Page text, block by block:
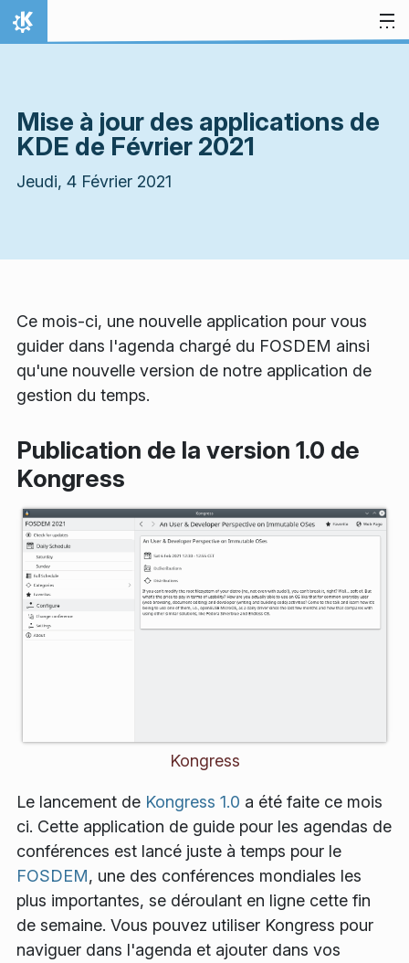
Aller directement au contenu
Accueil
Mise à jour des applications de
KDE de Février 2021
Jeudi, 4 Février 2021
Ce mois-ci, une nouvelle application pour vous
guider dans l'agenda chargé du FOSDEM ainsi
qu'une nouvelle version de notre application de
gestion du temps.
Publication de la version 1.0 de
Kongress
Kongress
Le lancement de Kongress 1.0 a été faite ce mois
ci. Cette application de guide pour les agendas de
conférences est lancé juste à temps pour le
FOSDEM, une des conférences mondiales les
plus importantes, se déroulant en ligne cette fin
de semaine. Vous pouvez utiliser Kongress pour
naviguer dans l'agenda et ajouter dans vos